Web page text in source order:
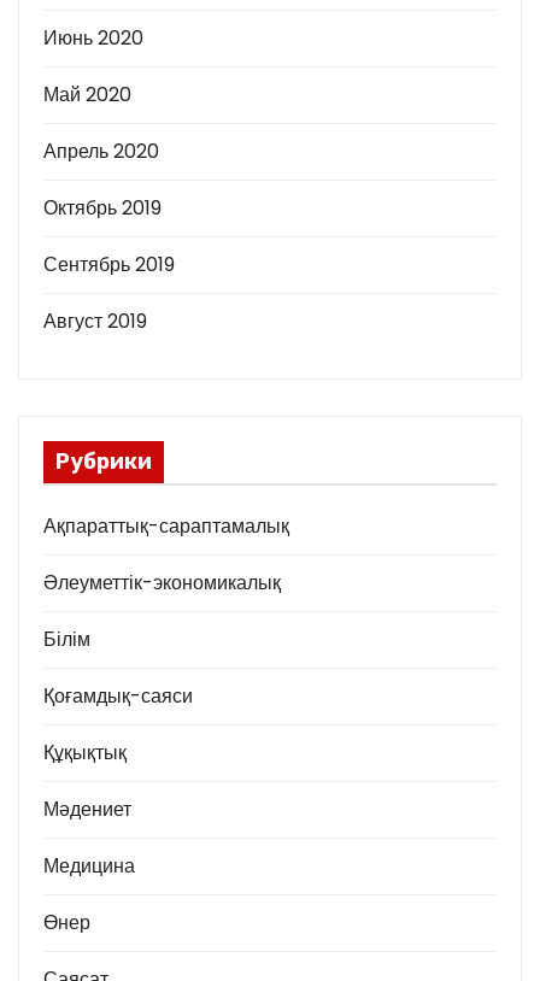
Июнь 2020
Май 2020
Апрель 2020
Октябрь 2019
Сентябрь 2019
Август 2019
Рубрики
Ақпараттық-сараптамалық
Әлеуметтік-экономикалық
Білім
Қоғамдық-саяси
Құқықтық
Мәдениет
Медицина
Өнер